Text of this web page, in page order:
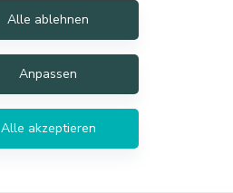
Alle ablehnen
Anpassen
Alle akzeptieren